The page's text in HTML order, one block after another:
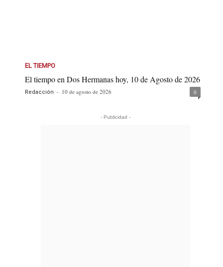
EL TIEMPO
El tiempo en Dos Hermanas hoy, 10 de Agosto de 2026
Redacción - 10 de agosto de 2026 0
- Publicidad -